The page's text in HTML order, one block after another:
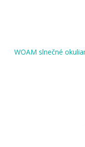
WOAM slnečné